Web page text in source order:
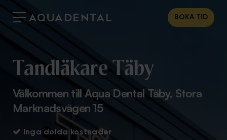
BOKA TID
Tandläkare Täby
Välkommen till Aqua Dental Täby, Stora
Marknadsvägen 15
 Inga dolda kostnader